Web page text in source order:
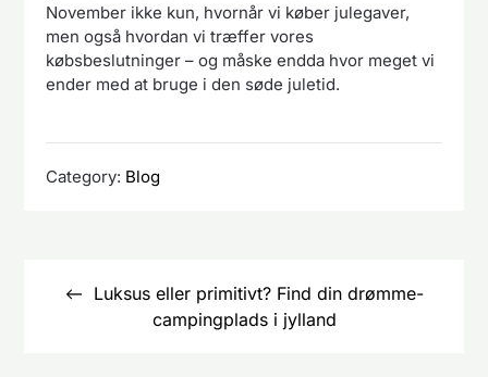
November ikke kun, hvornår vi køber julegaver,
men også hvordan vi træffer vores
købsbeslutninger – og måske endda hvor meget vi
ender med at bruge i den søde juletid.
Category: Blog
Luksus eller primitivt? Find din drømme-
campingplads i jylland